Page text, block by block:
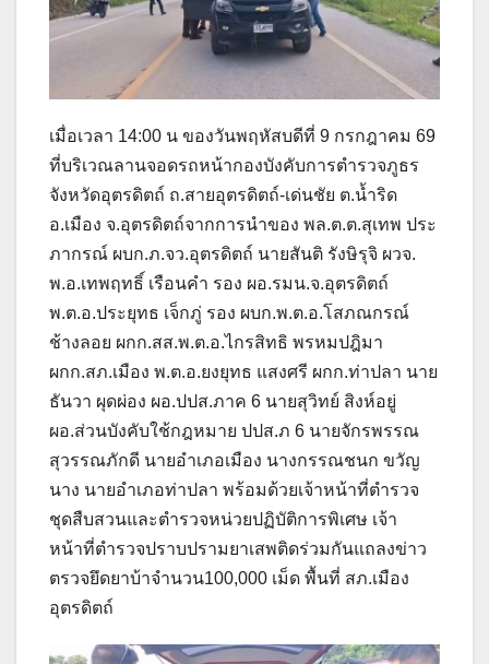
เมื่อเวลา 14:00 น ของวันพฤหัสบดีที่ 9 กรกฎาคม 69
ที่บริเวณลานจอดรถหน้ากองบังคับการตำรวจภูธร
จังหวัดอุตรดิตถ์ ถ.สายอุตรดิตถ์-เด่นชัย ต.น้ำริด
อ.เมือง จ.อุตรดิตถ์จากการนำของ พล.ต.ต.สุเทพ ประ
ภากรณ์ ผบก.ภ.จว.อุตรดิตถ์ นายสันติ รังษิรุจิ ผวจ.
พ.อ.เทพฤทธิ์ เรือนคำ รอง ผอ.รมน.จ.อุตรดิตถ์
พ.ต.อ.ประยุทธ เจ็กภู่ รอง ผบก.พ.ต.อ.โสภณกรณ์
ช้างลอย ผกก.สส.พ.ต.อ.ไกรสิทธิ พรหมปฎิมา
ผกก.สภ.เมือง พ.ต.อ.ยงยุทธ แสงศรี ผกก.ท่าปลา นาย
ธันวา ผุดผ่อง ผอ.ปปส.ภาค 6 นายสุวิทย์ สิงห์อยู่
ผอ.ส่วนบังคับใช้กฎหมาย ปปส.ภ 6 นายจักรพรรณ
สุวรรณภักดี นายอำเภอเมือง นางกรรณชนก ขวัญ
นาง นายอำเภอท่าปลา พร้อมด้วยเจ้าหน้าที่ตำรวจ
ชุดสืบสวนและตำรวจหน่วยปฏิบัติการพิเศษ เจ้า
หน้าที่ตำรวจปราบปรามยาเสพติดร่วมกันแถลงข่าว
ตรวจยึดยาบ้าจำนวน100,000 เม็ด พื้นที่ สภ.เมือง
อุตรดิตถ์